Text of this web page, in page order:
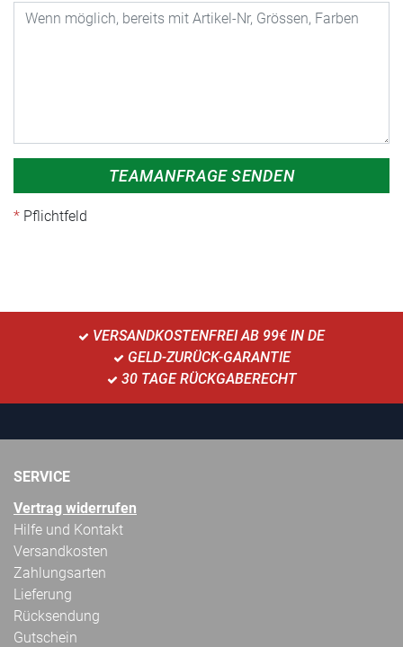
TEAMANFRAGE SENDEN
Pflichtfeld
VERSANDKOSTENFREI AB 99€ IN DE
GELD-ZURÜCK-GARANTIE
30 TAGE RÜCKGABERECHT
SERVICE
Vertrag widerrufen
Hilfe und Kontakt
Versandkosten
Zahlungsarten
Lieferung
Rücksendung
Gutschein